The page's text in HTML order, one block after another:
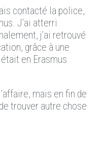
contacté la police,
J’ai atterri
j’ai retrouvé
grâce à une
en Erasmus
mais en fin de
trouver autre chose